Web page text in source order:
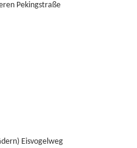
Pekingstraße
Eisvogelweg